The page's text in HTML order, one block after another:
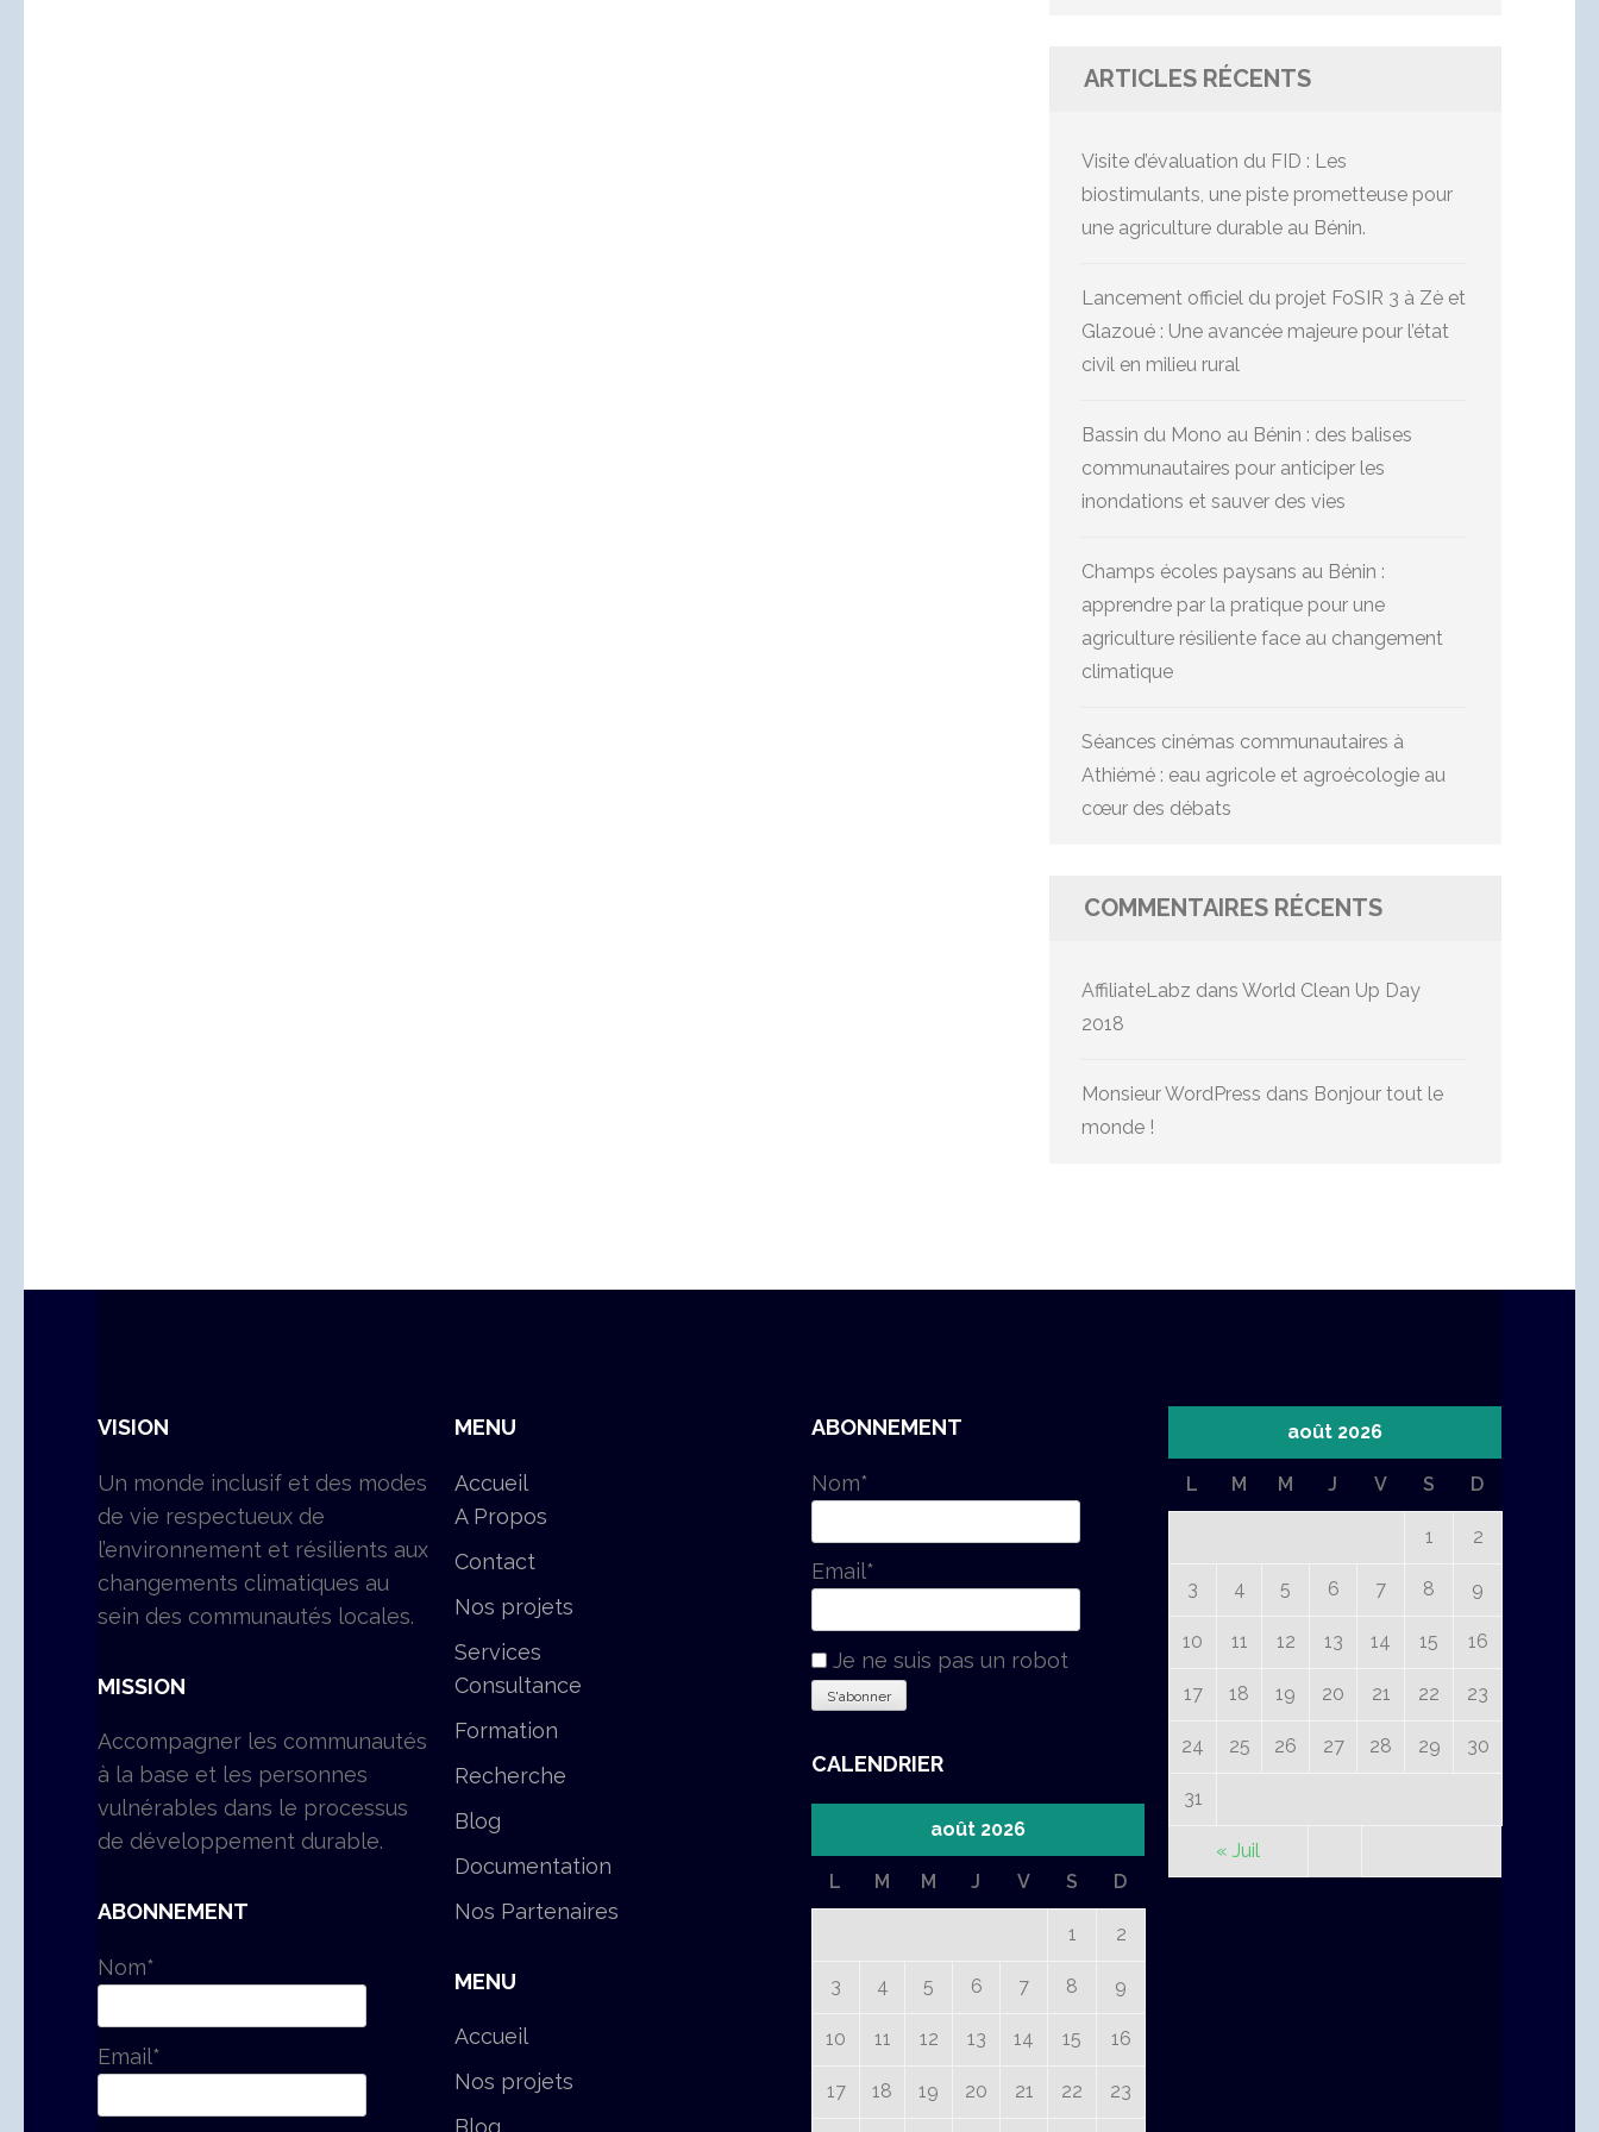
ARTICLES RÉCENTS
Visite d’évaluation du FID : Les
biostimulants, une piste prometteuse pour
une agriculture durable au Bénin.
Lancement officiel du projet FoSIR 3 à Zè et
Glazoué : Une avancée majeure pour l’état
civil en milieu rural
Bassin du Mono au Bénin : des balises
communautaires pour anticiper les
inondations et sauver des vies
Champs écoles paysans au Bénin :
apprendre par la pratique pour une
agriculture résiliente face au changement
climatique
Séances cinémas communautaires à
Athiémé : eau agricole et agroécologie au
cœur des débats
COMMENTAIRES RÉCENTS
AffiliateLabz dans World Clean Up Day
2018
Monsieur WordPress dans Bonjour tout le
monde !
VISION
Un monde inclusif et des modes
de vie respectueux de
l’environnement et résilients aux
changements climatiques au
sein des communautés locales.
MISSION
Accompagner les communautés
à la base et les personnes
vulnérables dans le processus
de développement durable.
ABONNEMENT
Nom*
Email*
MENU
Accueil
A Propos
Contact
Nos projets
Services
Consultance
Formation
Recherche
Blog
Documentation
Nos Partenaires
MENU
Accueil
Nos projets
ABONNEMENT
Nom*
Email*
Je ne suis pas un robot
CALENDRIER
août 2026
L M M J V S D
1 2
3 4 5 6 7 8 9
10 11 12 13 14 15 16
17 18 19 20 21 22 23
août 2026
L M M J V S D
1 2
3 4 5 6 7 8 9
10 11 12 13 14 15 16
17 18 19 20 21 22 23
24 25 26 27 28 29 30
31
« Juil